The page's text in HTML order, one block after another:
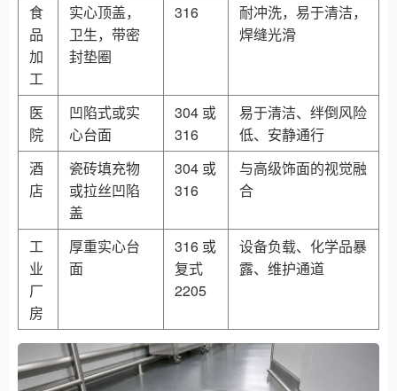
食
品
加
工
实心顶盖，
卫生，带密
封垫圈
316
耐冲洗，易于清洁，
焊缝光滑
医
院
凹陷式或实
心台面
304 或
316
易于清洁、绊倒风险
低、安静通行
酒
店
瓷砖填充物
或拉丝凹陷
盖
304 或
316
与高级饰面的视觉融
合
工
业
厂
房
厚重实心台
面
316 或
复式
2205
设备负载、化学品暴
露、维护通道